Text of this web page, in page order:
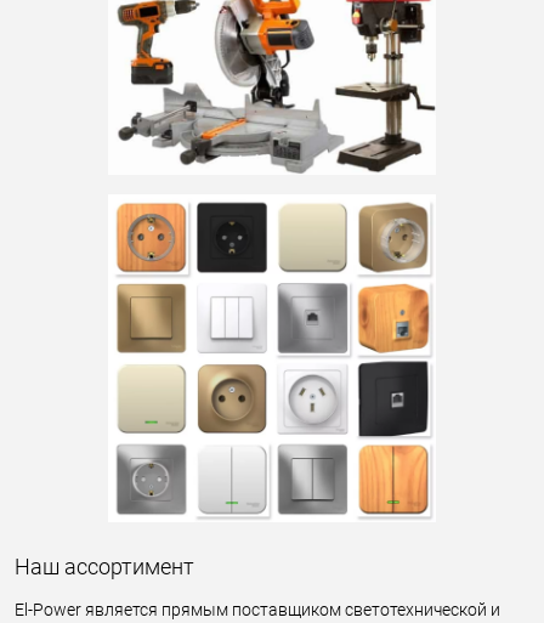
Наш ассортимент
El-Power является прямым поставщиком светотехнической и